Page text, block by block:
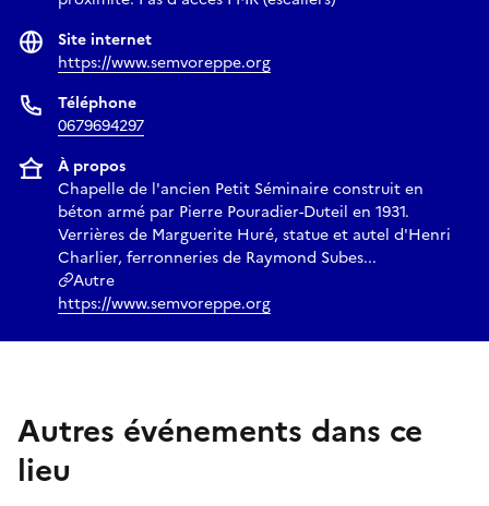
Site internet
https://www.semvoreppe.org
Téléphone
0679694297
À propos
Chapelle de l'ancien Petit Séminaire construit en
béton armé par Pierre Pouradier-Duteil en 1931.
Verrières de Marguerite Huré, statue et autel d'Henri
Charlier, ferronneries de Raymond Subes...
Autre
https://www.semvoreppe.org
Autres événements dans ce
lieu